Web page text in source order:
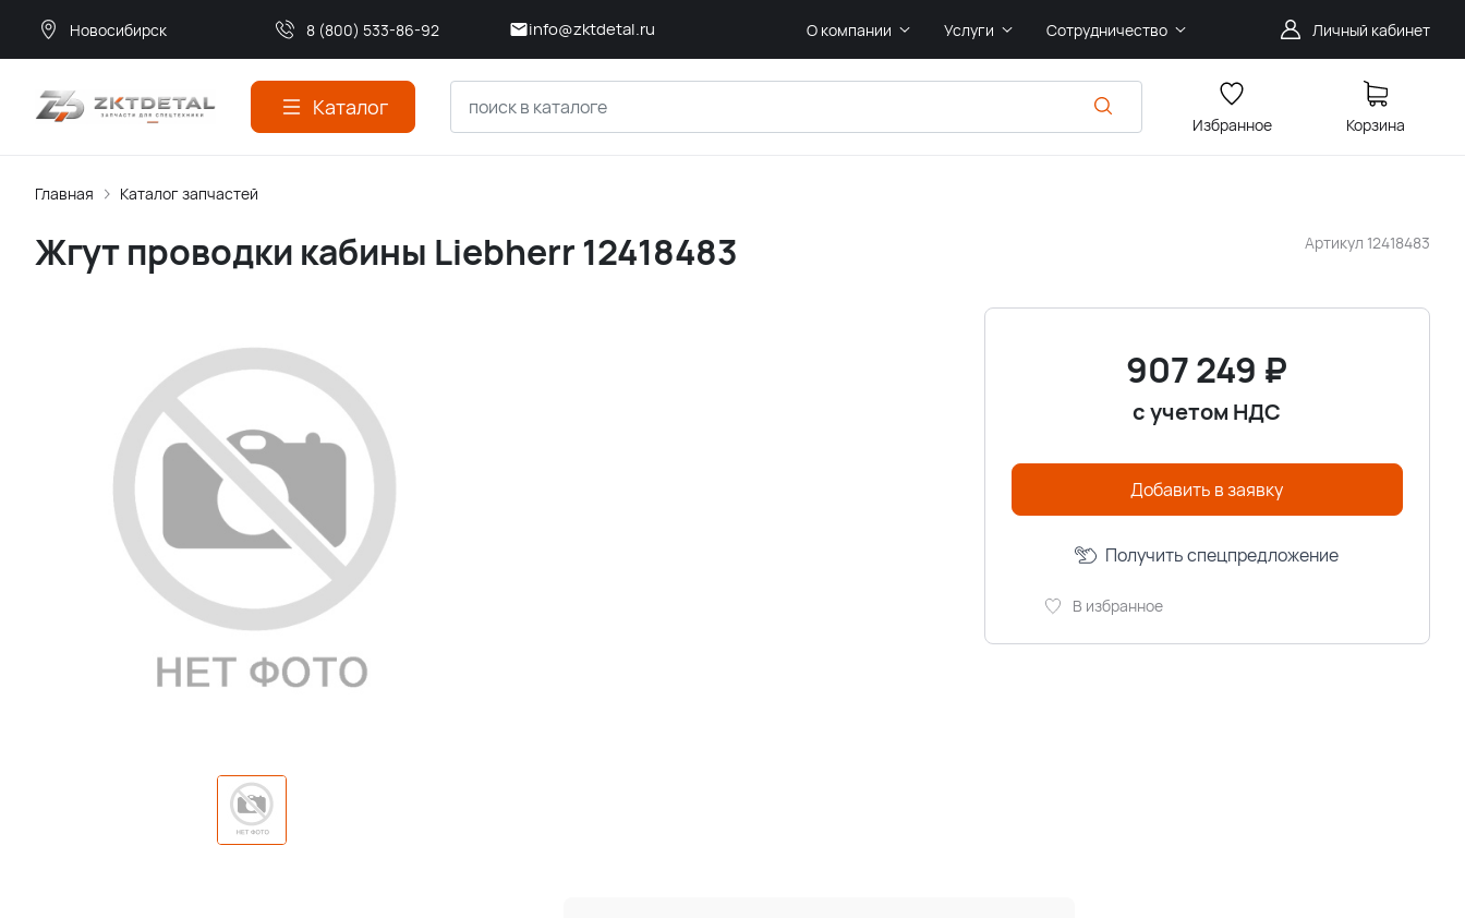
Новосибирск 8 (800) 533-86-92 info@zktdetal.ru О компании Услуги Сотрудничество Личный кабинет
Каталог
Избранное Корзина
Главная Каталог запчастей
Артикул 12418483
Жгут проводки кабины Liebherr 12418483
907 249 ₽
с учетом НДС
Добавить в заявку
В избранное
Получить спецпредложение